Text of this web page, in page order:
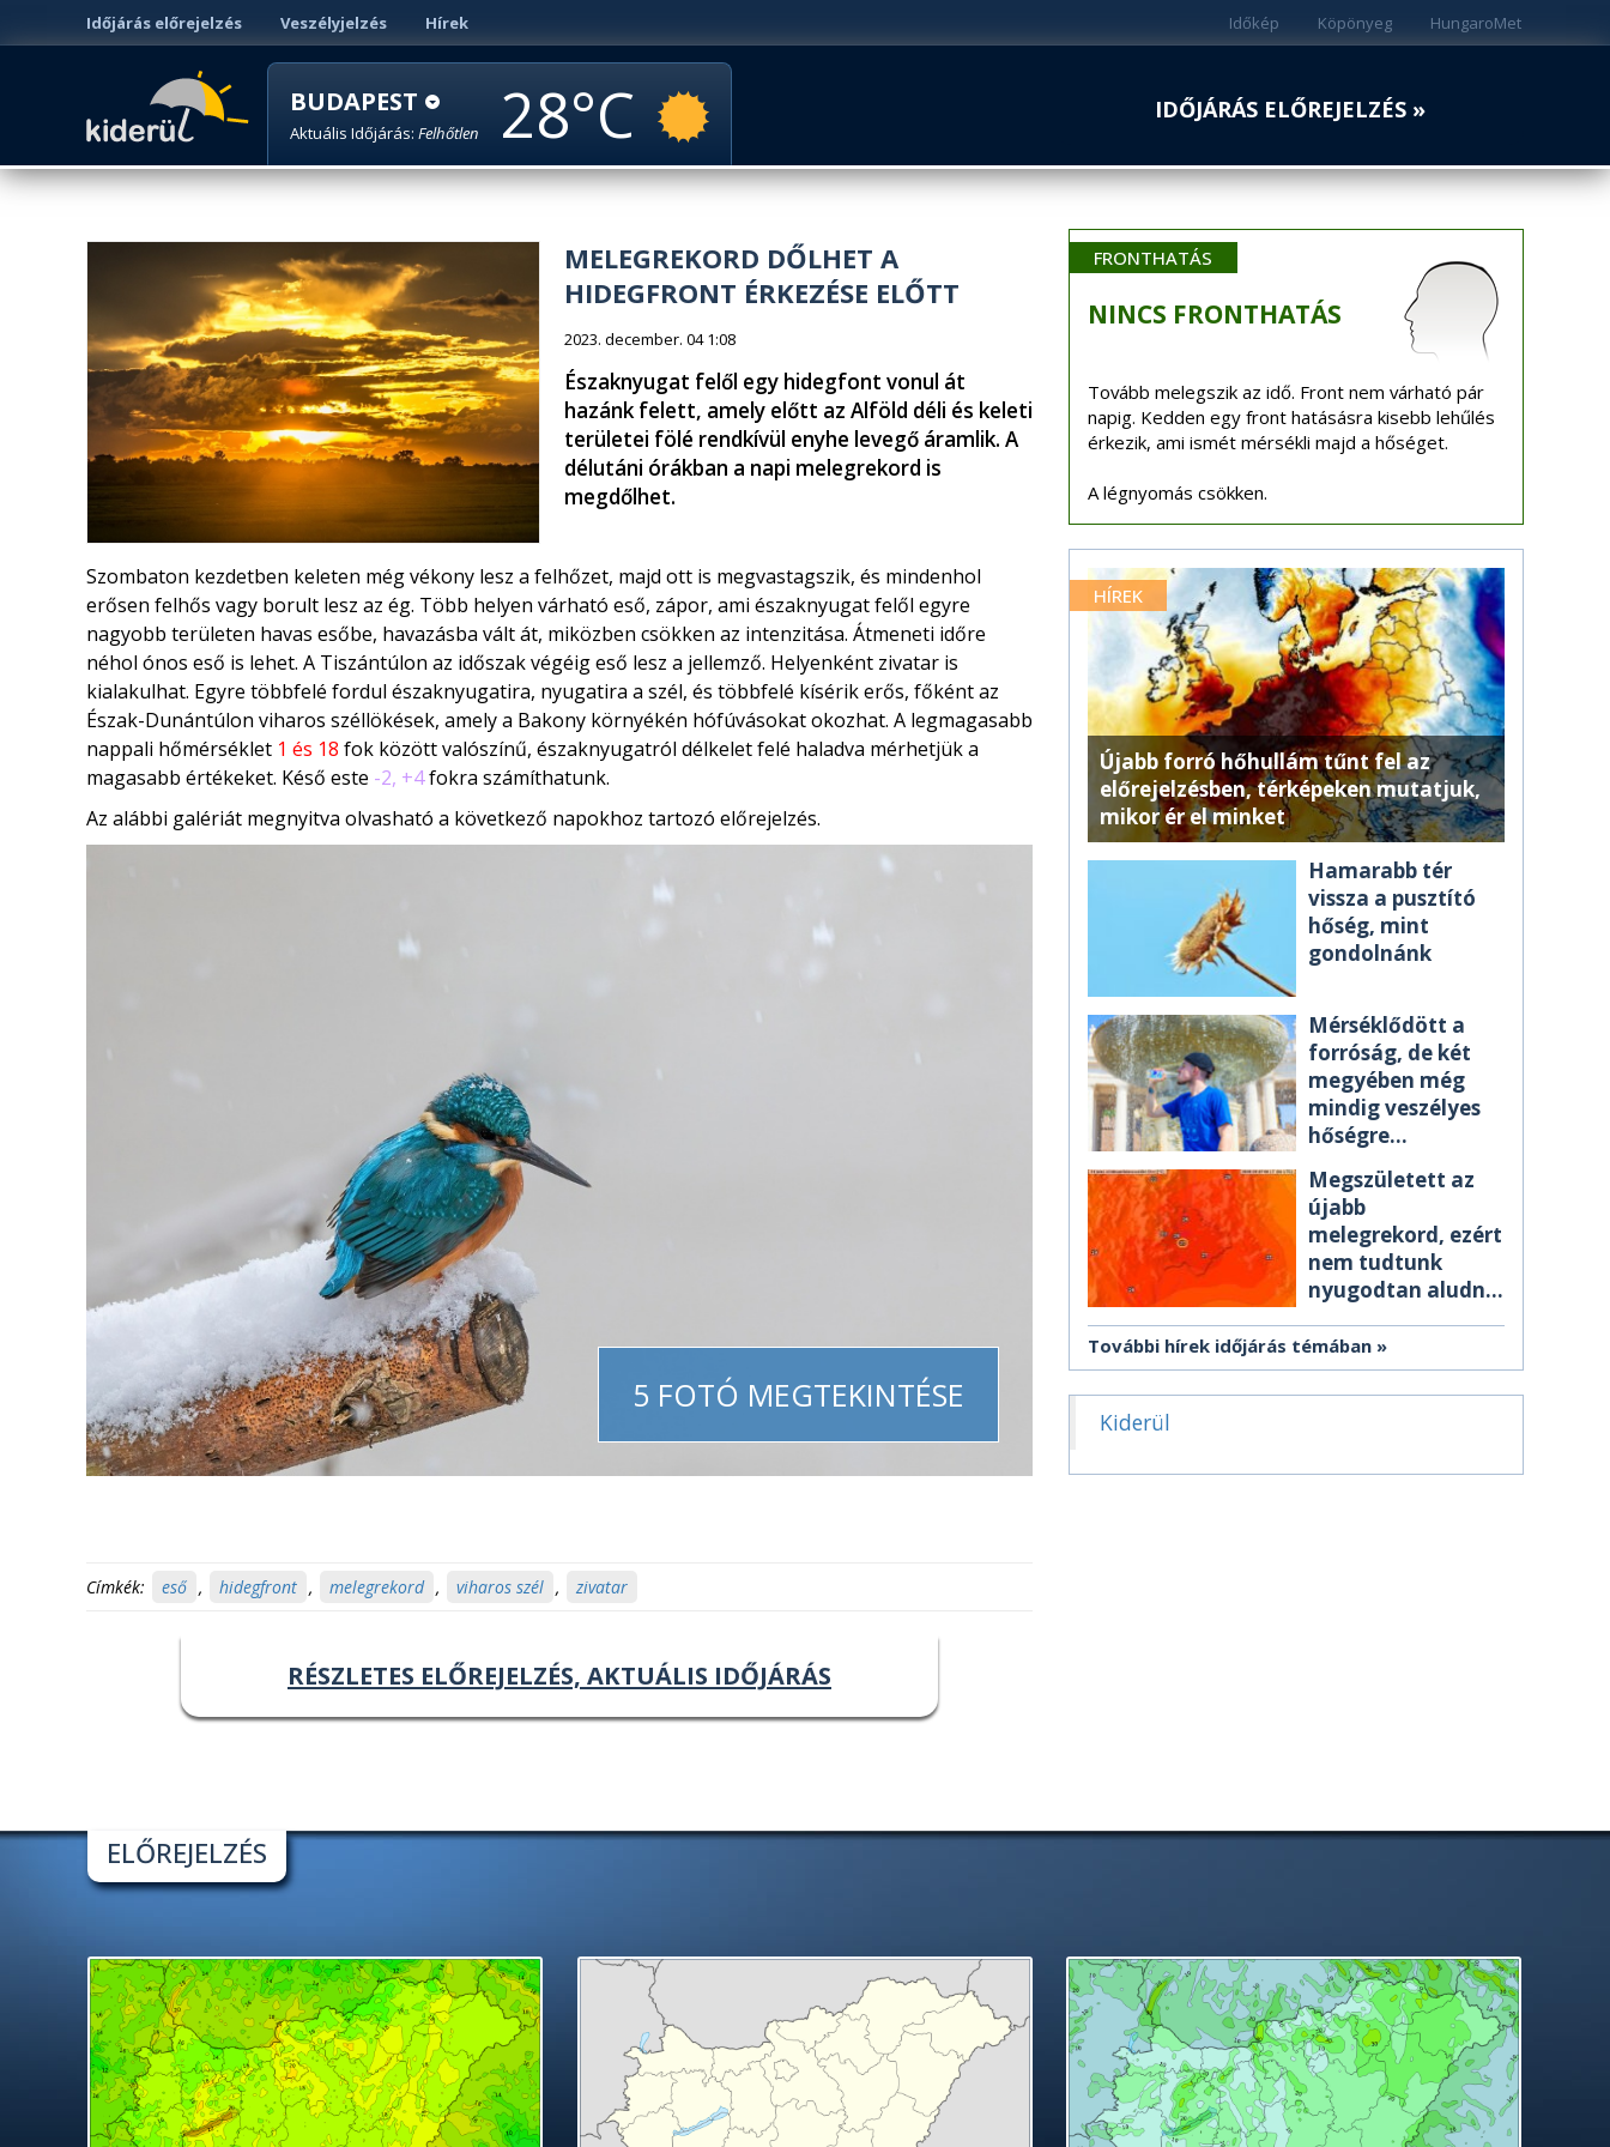
Időjárás előrejelzés Veszélyjelzés Hírek HungaroMet
Köpönyeg
Időkép
BUDAPEST
Aktuális Időjárás: Felhőtlen 28 IDŐJÁRÁS ELŐREJELZÉS »
MELEGREKORD DŐLHET A
HIDEGFRONT ÉRKEZÉSE ELŐTT
2023. december. 04 1:08
Északnyugat felől egy hidegfont vonul át
hazánk felett, amely előtt az Alföld déli és keleti
területei fölé rendkívül enyhe levegő áramlik. A
délutáni órákban a napi melegrekord is
megdőlhet.
Szombaton kezdetben keleten még vékony lesz a felhőzet, majd ott is megvastagszik, és mindenhol
erősen felhős vagy borult lesz az ég. Több helyen várható eső, zápor, ami északnyugat felől egyre
nagyobb területen havas esőbe, havazásba vált át, miközben csökken az intenzitása. Átmeneti időre
néhol ónos eső is lehet. A Tiszántúlon az időszak végéig eső lesz a jellemző. Helyenként zivatar is
kialakulhat. Egyre többfelé fordul északnyugatira, nyugatira a szél, és többfelé kísérik erős, főként az
Észak-Dunántúlon viharos széllökések, amely a Bakony környékén hófúvásokat okozhat. A legmagasabb
nappali hőmérséklet 1 és 18 fok között valószínű, északnyugatról délkelet felé haladva mérhetjük a
magasabb értékeket. Késő este -2, +4fokra számíthatunk.
Az alábbi galériát megnyitva olvasható a következő napokhoz tartozó előrejelzés.
5 FOTÓ MEGTEKINTÉSE
Címkék: eső , hidegfront , melegrekord , viharos szél , zivatar
RÉSZLETES ELŐREJELZÉS, AKTUÁLIS IDŐJÁRÁS
FRONTHATÁS
NINCS FRONTHATÁS
Tovább melegszik az idő. Front nem várható pár
napig. Kedden egy front hatásásra kisebb lehűlés
érkezik, ami ismét mérsékli majd a hőséget.
A légnyomás csökken.
HÍREK
Újabb forró hőhullám tűnt fel az
előrejelzésben, térképeken mutatjuk,
mikor ér el minket
Hamarabb tér
vissza a pusztító
hőség, mint
gondolnánk
Mérséklődött a
forróság, de két
megyében még
mindig veszélyes
hőségre
Megszületett az
újabb
melegrekord, ezért
nem tudtunk
nyugodtan aludni
További hírek időjárás témában
Kiderül
ELŐREJELZÉS